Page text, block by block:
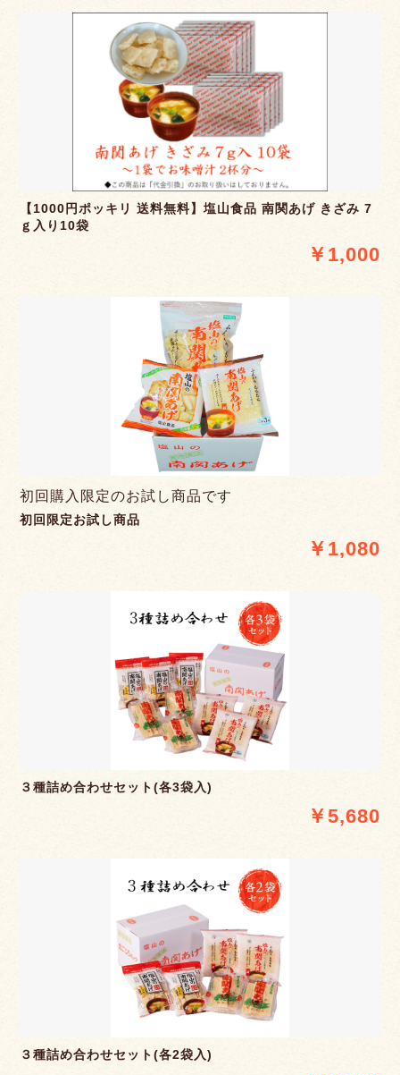
【1000円ポッキリ 送料無料】塩山食品 南関あげ きざみ 7
ｇ入り10袋
￥1,000
初回購入限定のお試し商品です
初回限定お試し商品
￥1,080
３種詰め合わせセット(各3袋入)
￥5,680
３種詰め合わせセット(各2袋入)